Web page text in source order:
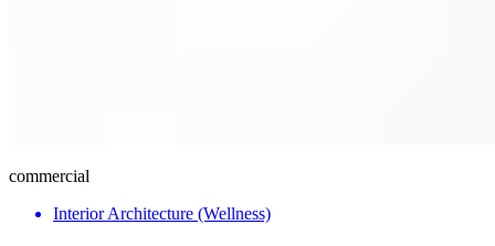
commercial
Interior Architecture (Wellness)​​​​‌ ‍ ​‍​‍‌‍ ‌ ​‍‌‍‍‌‌‍‌ ‌‍‍‌‌‍ ‍​‍​‍​ ‍‍​‍​‍‌ ​ ‌‍​‌‌‍ ‍‌‍‍‌‌ ‌​‌ ‍‌​‍ ‍‌‍‍‌‌‍ ​‍​‍​‍ ​​‍​‍‌‍‍​‌ ​‍‌‍‌‌‌‍‌‍​‍​‍​ ‍‍​‍​‍‌‍‍​‌ ‌​‌ ‌​‌ ​​‌ ​ ​ ‍‍​‍ ​‍ ‌‍‍ ‌ ‍‍‌‍​‌​‍ ‌‌ ​ ‌ ‌​‌ ‌‌‌‍‌​‌‍‍‌‌‍ ​‍ ‍‌ ​ ‌‍​‌‌‍ ‍‌‍‍‌‌ ‌​‌ ‍‌​‍ ‍‌ ​ ‌ ‌​‌ ‌‌‌‍‌​‌‍‍‌‌‍ ​‍ ‌‍‍‌‌‍ ‍‌ ‌​‌‍‌‌‌‍ ‍‌ ‌​​‍ ‌‍‌‌‌‍‌​‌‍‍‌‌ ‌​​‍ ‌‍ ‌‌‍ ‌‍‌​‌‍‌‌​ ‌‌ ​​‌ ​‍‌‍‌‌‌ ​ ‌‍‌‌‌‍ ‍‌ ‌​‌‍​‌‌ ‌​‌‍‍‌‌‍ ‌‍ ‍​ ‍ ‌‍‍‌‌‍‌​​ ‌​ ‍‌‌‍​‍​ ‌‌‌‍‌​​ ​​​ ​‍​ ‌​​ ​​​‍ ‌​ ‍‌‌‍‌‍​ ‍​‌‍​‍​‍ ‌​ ‌​‌‍​‍​ ‍​​ ​​​‍ ‌‌‍​‌​ ‌‍​ ​ ​ ‌​​‍ ‌​ ​​​ ‌ ‌‍‌‍‌‍‌​‌‍‌‍​ ‌ ‌‍​‍​ ​​​ ‍‌‌‍‌​​ ‍​​ ​ ​ ‍ ‌ ‌​‌ ‍‌‌ ​​‌‍‌‌​ ‌‌ ​​‌ ​‍‌‍ ‌‍‍‍‌‍‌‌‌‍​ ‌ ‌​‌​​ ‌‍​‌‌ ‌​‌‍‌‌‌‍‌ ‌‍ ‌ ​‍‌ ‍‌​ ‍ ‌ ​​‌‍​‌‌ ‌​‌‍‍​​ ‌‌ ‌​‌‍‍‌‌ ‌​‌‍ ​‌‍‌‌​ ‌‍​‍‌‍​‌‌ ​ ‌‍‌‌‌‌‌‌‌ ​‍‌‍ ​​ ‌‌‍‍​‌ ‌​‌ ‌​‌ ​​‌ ​ ​‍‌‌​ ​ ‌​​‌​‍‌‌​ ​‍‌​‌‍​‍‌‌​ ​‍‌​‌‍‌‍‍ ‌ ‍‍‌‍​‌​‍ ‌‌ ​ ‌ ‌​‌ ‌‌‌‍‌​‌‍‍‌‌‍ ​‍ ‍‌ ​ ‌‍​‌‌‍ ‍‌‍‍‌‌ ‌​‌ ‍‌​‍ ‍‌ ​ ‌ ‌​‌ ‌‌‌‍‌​‌‍‍‌‌‍ ​‍‌‍‌‍‍‌‌‍‌​​ ‌​ ‍‌‌‍​‍​ ‌‌‌‍‌​​ ​​​ ​‍​ ‌​​ ​​​‍ ‌​ ‍‌‌‍‌‍​ ‍​‌‍​‍​‍ ‌​ ‌​‌‍​‍​ ‍​​ ​​​‍ ‌‌‍​‌​ ‌‍​ ​ ​ ‌​​‍ ‌​ ​​​ ‌ ‌‍‌‍‌‍‌​‌‍‌‍​ ‌ ‌‍​‍​ ​​​ ‍‌‌‍‌​​ ‍​​ ​ ​‍‌‍‌ ‌​‌ ‍‌‌ ​​‌‍‌‌​ ‌‌ ​​‌ ​‍‌‍ ‌‍‍‍‌‍‌‌‌‍​ ‌ ‌​‌​​ ‌‍​‌‌ ‌​‌‍‌‌‌‍‌ ‌‍ ‌ ​‍‌ ‍‌​‍‌‍‌ ​​‌‍​‌‌ ‌​‌‍‍​​ ‌‌ ‌​‌‍‍‌‌ ‌​‌‍ ​‌‍‌‌​‍‌‍‌ ​​‌‍‌‌‌ ​‍‌ ​ ‌ ​​‌‍‌‌‌‍​ ‌ ‌​‌‍‍‌‌ ‌‍‌‍‌‌​ ‌‌ ​​‌ ‌‌‌‍​‍‌‍ ​‌‍‍‌‌ ​ ‌‍‍​‌‍‌‌‌‍‌​​‍​‍‌ ‌